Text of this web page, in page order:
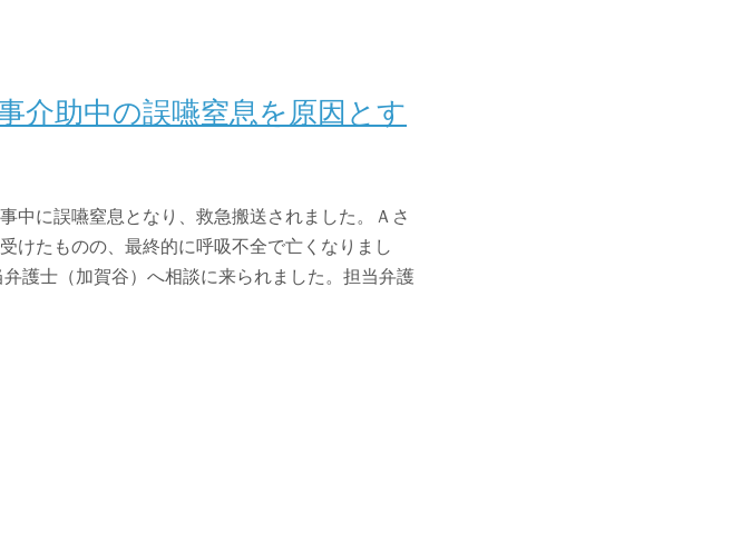
介助中の誤嚥窒息を原因とす
に誤嚥窒息となり、救急搬送されました。Ａさ
けたものの、最終的に呼吸不全で亡くなりまし
護士（加賀谷）へ相談に来られました。担当弁護